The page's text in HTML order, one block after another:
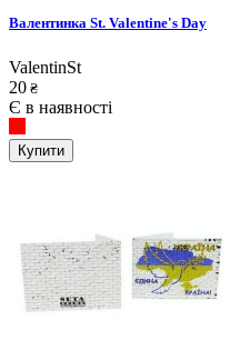
Валентинка St. Valentine's Day
ValentinSt
20 ₴
Є в наявності
Купити